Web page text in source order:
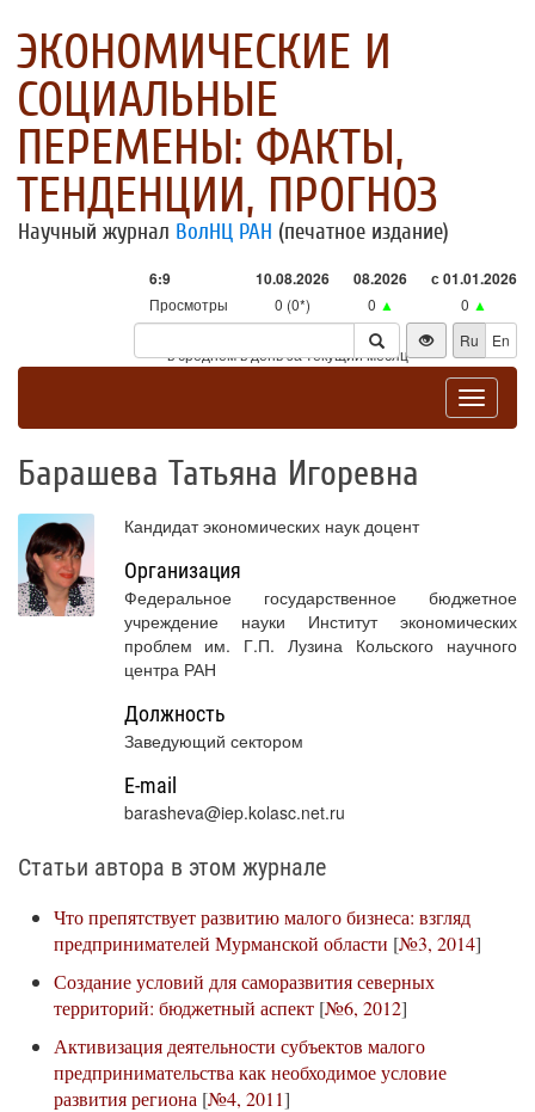
ЭКОНОМИЧЕСКИЕ И
СОЦИАЛЬНЫЕ
ПЕРЕМЕНЫ: ФАКТЫ,
ТЕНДЕНЦИИ, ПРОГНОЗ
Научный журнал ВолНЦ РАН (печатное издание)
6:9 10.08.2026 08.2026 с 01.01.2026
Просмотры 0 (0*) 0 ▲ 0 ▲
Посетители
0 (0*) 0▲ 0▲
* - в среднем в день за текущий месяц
Ru En
Toggle
Барашева Татьяна Игоревна
Кандидат экономических наук доцент
Организация
Федеральное государственное бюджетное
учреждение науки Институт экономических
проблем им. Г.П. Лузина Кольского научного
центра РАН
Должность
Заведующий сектором
E-mail
barasheva@iep.kolasc.net.ru
Статьи автора в этом журнале
Что препятствует развитию малого бизнеса: взгляд
предпринимателей Мурманской области [№3, 2014]
Создание условий для саморазвития северных
территорий: бюджетный аспект [№6, 2012]
Активизация деятельности субъектов малого
предпринимательства как необходимое условие
развития региона [№4, 2011]